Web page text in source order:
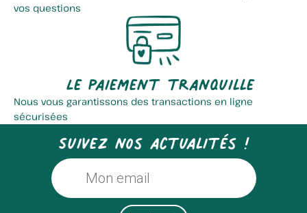
vos questions
Le paiement tranquille
Nous vous garantissons des transactions en ligne
sécurisées
Suivez nos actualités !